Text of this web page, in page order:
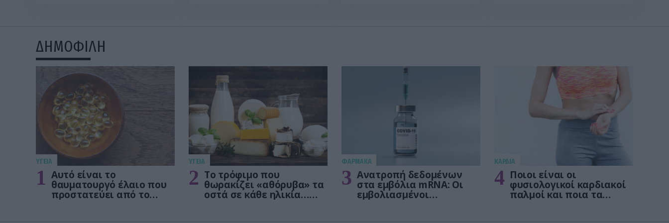
ΔΗΜΟΦΙΛΗ
ΥΓΕΙΑ
1 Αυτό είναι το
θαυματουργό έλαιο που
προστατεύει από το
ΥΓΕΙΑ
2 Το τρόφιμο που
θωρακίζει «αθόρυβα» τα
οστά σε κάθε ηλικία…
ΦΑΡΜΑΚΑ
3 Ανατροπή δεδομένων
στα εμβόλια mRNA: Οι
εμβολιασμένοι
KΑΡΔΙΑ
4 Ποιοι είναι οι
φυσιολογικοί καρδιακοί
παλμοί και ποια τα